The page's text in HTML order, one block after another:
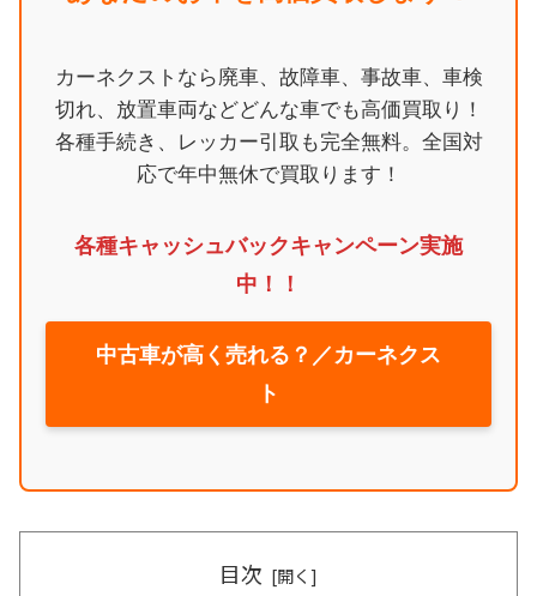
カーネクストなら廃車、故障車、事故車、車検
切れ、放置車両などどんな車でも高価買取り！
各種手続き、レッカー引取も完全無料。全国対
応で年中無休で買取ります！
各種キャッシュバックキャンペーン実施
中！！
中古車が高く売れる？／カーネクス
ト
目次